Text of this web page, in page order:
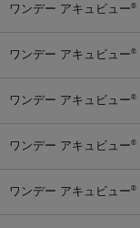
ワンデー アキュビュー®
ワンデー アキュビュー®
ワンデー アキュビュー®
ワンデー アキュビュー®
ワンデー アキュビュー®